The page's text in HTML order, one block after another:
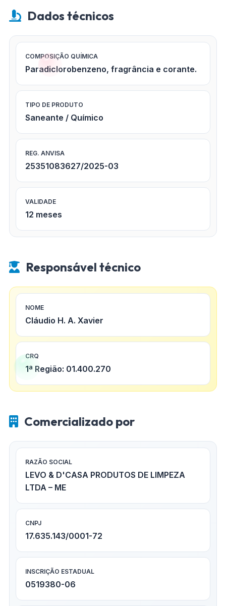
Dados técnicos
COMPOSIÇÃO QUÍMICA
Paradiclorobenzeno, fragrância e corante.
TIPO DE PRODUTO
Saneante / Químico
REG. ANVISA
25351083627/2025-03
VALIDADE
12 meses
Responsável técnico
NOME
Cláudio H. A. Xavier
CRQ
1ª Região: 01.400.270
Comercializado por
RAZÃO SOCIAL
LEVO & D'CASA PRODUTOS DE LIMPEZA
LTDA – ME
CNPJ
17.635.143/0001-72
INSCRIÇÃO ESTADUAL
0519380-06